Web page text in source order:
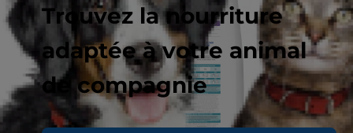
Trouvez la nourriture
adaptée à votre animal
de compagnie